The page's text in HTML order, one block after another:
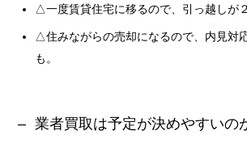
△一度賃貸住宅に移るので、引っ越しが
△住みながらの売却になるので、内見対
も。
業者買取は予定が決めやすいの